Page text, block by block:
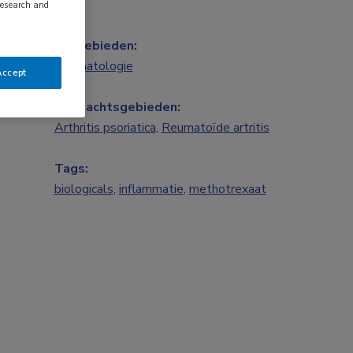
Vakgebieden:
Reumatologie
Aandachtsgebieden:
Arthritis psoriatica, Reumatoïde artritis
Tags:
biologicals, inflammatie, methotrexaat
and